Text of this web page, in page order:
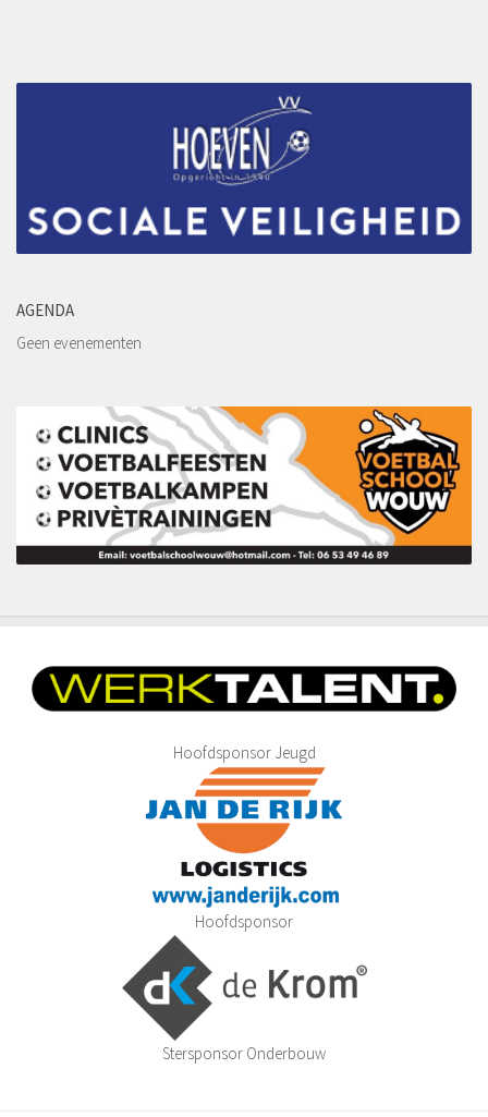
Inschrijving
Beëindiging lidmaatschap
Leeftijdsgrenzen
Teamsamenstelling Jeugdspelers
Selectie van spelers
Excellerende talenten
Eindverantwoordelijkheid teamsamenstelling
Inschrijfformulier
Historie
De jaren 1940 – 1949
De jaren 1960 – 1969
De jaren 1980 – 1989
De jaren 2000 – 2009
De jaren 2010 – 2015
Jeugdbeleidsplan VV Hoeven 2024-2030
Bestuursmededelingen
AGENDA
Geen evenementen
Hoofdsponsor Jeugd
Hoofdsponsor
Stersponsor Onderbouw